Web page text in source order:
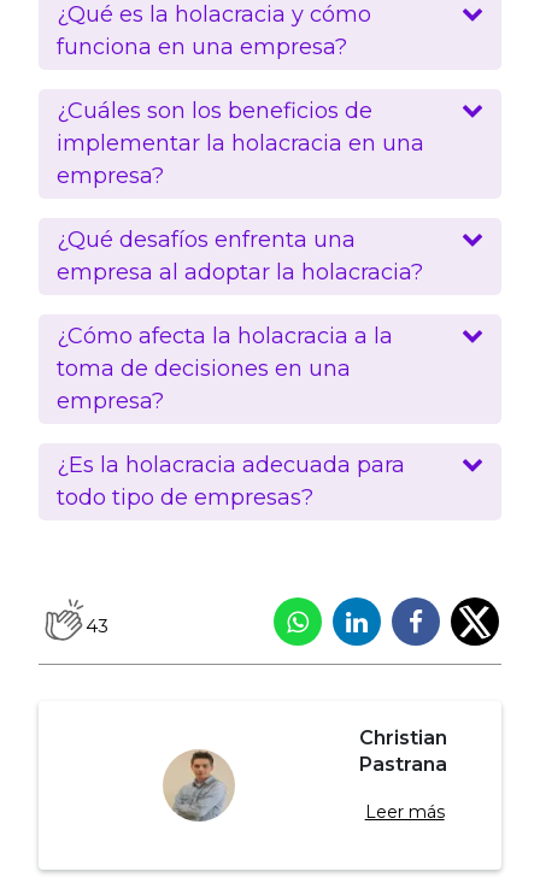
¿Qué es la holacracia y cómo
funciona en una empresa?
¿Cuáles son los beneficios de
implementar la holacracia en una
empresa?
¿Qué desafíos enfrenta una
empresa al adoptar la holacracia?
¿Cómo afecta la holacracia a la
toma de decisiones en una
empresa?
¿Es la holacracia adecuada para
todo tipo de empresas?
43
Christian
Pastrana
Leer más